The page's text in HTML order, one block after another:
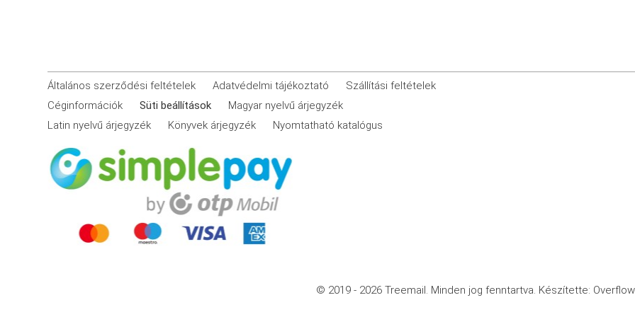
Általános szerződési feltételek Adatvédelmi tájékoztató
Szállítási feltételek
Céginformációk
Süti beállítások
Magyar nyelvű árjegyzék
Latin nyelvű árjegyzék
Könyvek árjegyzék Nyomtatható katalógus
© 2019 - 2026 Treemail. Minden jog fenntartva. Készítette: